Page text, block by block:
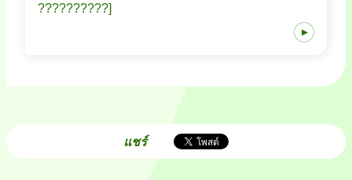
??????????]
แชร์